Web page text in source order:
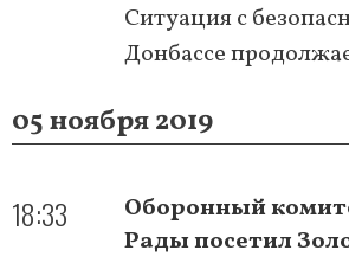
Ситуация с
Донбассе
05 ноября 2019
18:33
Оборонный
Рады посетил